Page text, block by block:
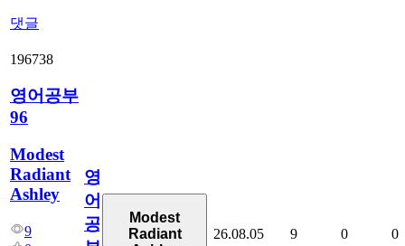
댓글
196738
영어공부
96
Modest
Radiant
Ashley
9
영
어
공
Modest
Radiant
26.08.05 9 0 0